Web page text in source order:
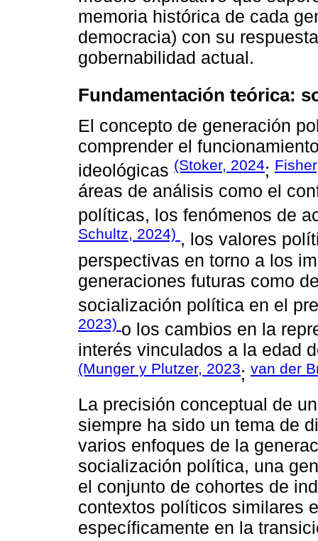
memoria histórica de cada
democracia) con su
gobernabilidad actual.
Fundamentación teórica:
El concepto de generación
comprender el
ideológicas (Stoker, 2024;
áreas de análisis como el
políticas, los fenómenos de
Schultz, 2024) , los valores
perspectivas en torno a los
generaciones futuras como
socialización política en el
2023) o los cambios en la
interés vinculados a la edad
(Munger y Plutzer, 2023; van der
La precisión conceptual de
siempre ha sido un tema de
varios enfoques de la
socialización política, una
el conjunto de cohortes de
contextos políticos similares
específicamente en la